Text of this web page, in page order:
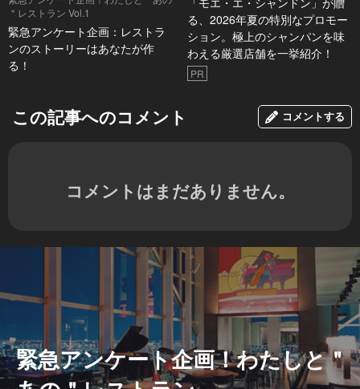
＂レストラン Vol.1
緊急アンケート企画：レストラ
ンのストーリーはあなたが作
る！
る、2026年夏の特別なプロモー
ション。極上のシャンパンを味
わえる厳選店舗を一挙紹介！
PR
この記事へのコメント コメントする
コメントはまだありません。
緊急アンケート企画！わたしと＂